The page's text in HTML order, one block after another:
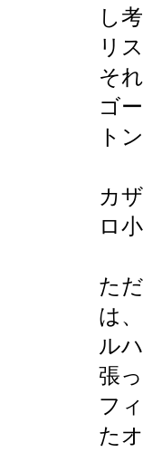
し
リ
そ
ゴ
ト
カ
ロ
た
は
ル
張
フ
た